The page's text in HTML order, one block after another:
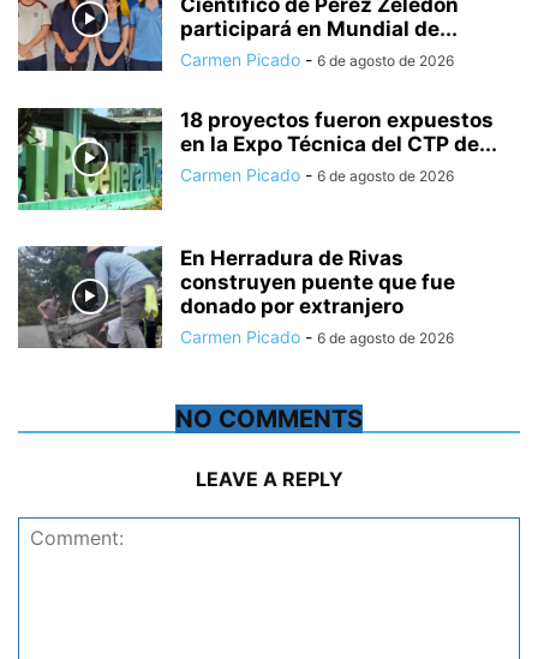
participará en Mundial de...
Carmen Picado - 6 de agosto de 2026
18 proyectos fueron expuestos
en la Expo Técnica del CTP de...
Carmen Picado - 6 de agosto de 2026
En Herradura de Rivas
construyen puente que fue
donado por extranjero
Carmen Picado - 6 de agosto de 2026
NO COMMENTS
LEAVE A REPLY